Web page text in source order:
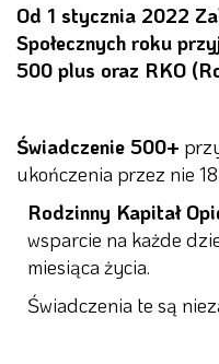
Od 1 stycznia 2022
Społecznych roku
500 plus oraz RKO
Świadczenie 500+
ukończenia przez nie
Rodzinny Kapitał
wsparcie na każde
miesiąca życia.
Świadczenia te są